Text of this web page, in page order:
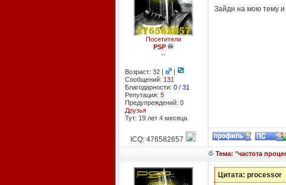
Посетители
PSP
--
Возраст: 32 |
|
Сообщений: 131
Благодарности: 0/ 31
Репутация: 5
Предупреждений: 0
Друзья
Тут: 19 лет 4 месяцa
Зайди на мою тему и
ICQ: 476582657
Тема: "частота
Цитата: processor